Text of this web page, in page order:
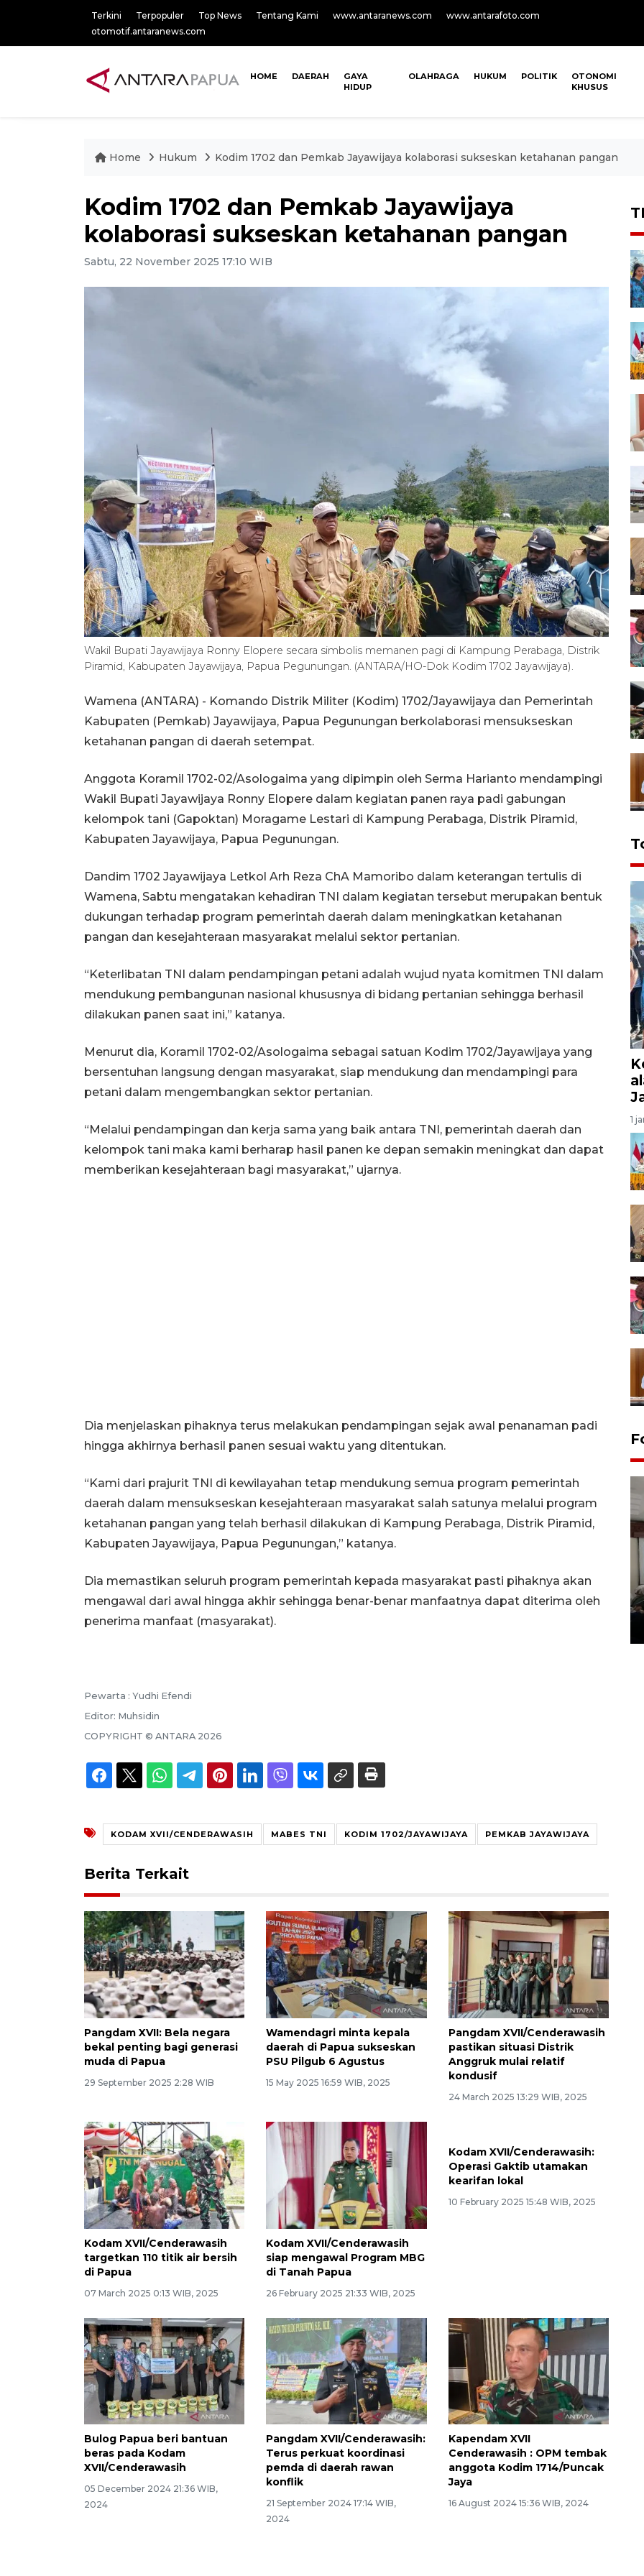
Terkini Terpopuler Top News Tentang Kami www.antaranews.com
www.antarafoto.com
otomotif.antaranews.com
HOME DAERAH
GAYA
HIDUP
OLAHRAGA HUKUM POLITIK
OTONOMI
KHUSUS
Home Hukum Kodim 1702 dan Pemkab Jayawijaya kolaborasi sukseskan ketahanan pangan
Kodim 1702 dan Pemkab Jayawijaya
kolaborasi sukseskan ketahanan pangan
Sabtu, 22 November 2025 17:10 WIB
Wakil Bupati Jayawijaya Ronny Elopere secara simbolis memanen pagi di Kampung Perabaga, Distrik
Piramid, Kabupaten Jayawijaya, Papua Pegunungan. (ANTARA/HO-Dok Kodim 1702 Jayawijaya).
Wamena (ANTARA) - Komando Distrik Militer (Kodim) 1702/Jayawijaya dan Pemerintah
Kabupaten (Pemkab) Jayawijaya, Papua Pegunungan berkolaborasi mensukseskan
ketahanan pangan di daerah setempat.
Anggota Koramil 1702-02/Asologaima yang dipimpin oleh Serma Harianto mendampingi
Wakil Bupati Jayawijaya Ronny Elopere dalam kegiatan panen raya padi gabungan
kelompok tani (Gapoktan) Moragame Lestari di Kampung Perabaga, Distrik Piramid,
Kabupaten Jayawijaya, Papua Pegunungan.
Dandim 1702 Jayawijaya Letkol Arh Reza ChA Mamoribo dalam keterangan tertulis di
Wamena, Sabtu mengatakan kehadiran TNI dalam kegiatan tersebut merupakan bentuk
dukungan terhadap program pemerintah daerah dalam meningkatkan ketahanan
pangan dan kesejahteraan masyarakat melalui sektor pertanian.
“Keterlibatan TNI dalam pendampingan petani adalah wujud nyata komitmen TNI dalam
mendukung pembangunan nasional khususnya di bidang pertanian sehingga berhasil
dilakukan panen saat ini,” katanya.
Menurut dia, Koramil 1702-02/Asologaima sebagai satuan Kodim 1702/Jayawijaya yang
bersentuhan langsung dengan masyarakat, siap mendukung dan mendampingi para
petani dalam mengembangkan sektor pertanian.
“Melalui pendampingan dan kerja sama yang baik antara TNI, pemerintah daerah dan
kelompok tani maka kami berharap hasil panen ke depan semakin meningkat dan dapat
memberikan kesejahteraan bagi masyarakat,” ujarnya.
Dia menjelaskan pihaknya terus melakukan pendampingan sejak awal penanaman padi
hingga akhirnya berhasil panen sesuai waktu yang ditentukan.
“Kami dari prajurit TNI di kewilayahan tetap mendukung semua program pemerintah
daerah dalam mensukseskan kesejahteraan masyarakat salah satunya melalui program
ketahanan pangan yang telah berhasil dilakukan di Kampung Perabaga, Distrik Piramid,
Kabupaten Jayawijaya, Papua Pegunungan,” katanya.
Dia memastikan seluruh program pemerintah kepada masyarakat pasti pihaknya akan
mengawal dari awal hingga akhir sehingga benar-benar manfaatnya dapat diterima oleh
penerima manfaat (masyarakat).
Pewarta : Yudhi Efendi
Editor: Muhsidin
COPYRIGHT © ANTARA 2026
KODAM XVII/CENDERAWASIH MABES TNI KODIM 1702/JAYAWIJAYA PEMKAB JAYAWIJAYA
Berita Terkait
Pangdam XVII: Bela negara
bekal penting bagi generasi
muda di Papua
29 September 2025 2:28 WIB
Wamendagri minta kepala
daerah di Papua sukseskan
PSU Pilgub 6 Agustus
15 May 2025 16:59 WIB, 2025
Pangdam XVII/Cenderawasih
pastikan situasi Distrik
Anggruk mulai relatif
kondusif
24 March 2025 13:29 WIB, 2025
Kodam XVII/Cenderawasih
targetkan 110 titik air bersih
di Papua
07 March 2025 0:13 WIB, 2025
Kodam XVII/Cenderawasih
siap mengawal Program MBG
di Tanah Papua
26 February 2025 21:33 WIB, 2025
Bulog Papua beri bantuan
beras pada Kodam
XVII/Cenderawasih
05 December 2024 21:36 WIB,
2024
Pangdam XVII/Cenderawasih:
Terus perkuat koordinasi
pemda di daerah rawan
konflik
21 September 2024 17:14 WIB,
2024
Kapendam XVII
Cenderawasih : OPM tembak
anggota Kodim 1714/Puncak
Jaya
16 August 2024 15:36 WIB, 2024
1
Antara Biro Papua
bersilahturahmi dengan
Pendam XVII/Cenderawasih